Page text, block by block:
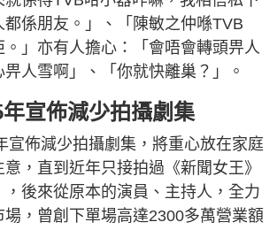
都係朋友。」、「陳敏之仲喺TVB
。」亦有人擔心：「會唔會轉頭畀人
人雪啊」、「你就快離巢？」。
宣佈減少拍攝劇集
宣佈減少拍攝劇集，將重心放在家庭
，直到近年只接拍過《新聞女王》
後來從原本的演員、主持人，全力
，曾創下單場高達2300多萬營業額